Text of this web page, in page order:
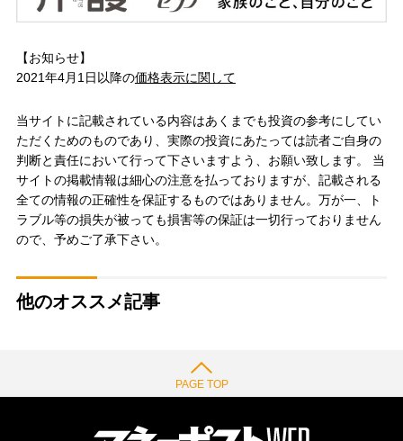
【お知らせ】
2021年4月1日以降の価格表示に関して
当サイトに記載されている内容はあくまでも投資の参考にしてい
ただくためのものであり、実際の投資にあたっては読者ご自身の
判断と責任において行って下さいますよう、お願い致します。 当
サイトの掲載情報は細心の注意を払っておりますが、記載される
全ての情報の正確性を保証するものではありません。万が一、ト
ラブル等の損失が被っても損害等の保証は一切行っておりません
ので、予めご了承下さい。
他のオススメ記事
PAGE TOP